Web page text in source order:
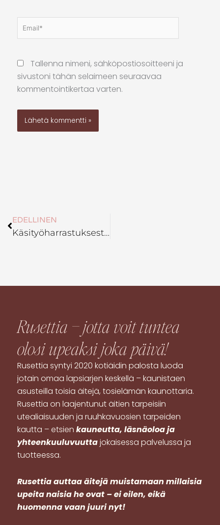
Tallenna nimeni, sähköpostiosoitteeni ja
sivustoni tähän selaimeen seuraavaa
kommentointikertaa varten.
EDELLINEN
Käsityöharrastuksesta kannattavaksi yritykseksi – näin pääset alkuun
Rusettia – jotta voit tuntea
olosiupeaksijoka päivä!
Rusettia syntyi 2020 kotiäidin palosta luoda
jotain omaa lapsiarjen keskellä – kaunistaen
asusteilla toisia äitejä, tosielämän kaunottaria.
Rusettia on laajentunut äitien tarpeisiin
utealiaisuuden ja ruuhkavuosien tarpeiden
kautta – etsien kauneutta, läsnäoloa ja
yhteenkuuluvuuttajokaisessa palvelussa ja
tuotteessa.
Rusettia auttaa äitejä muistamaan millaisia
upeita naisia he ovat – ei eilen, eikä
huomenna vaan juuri nyt!